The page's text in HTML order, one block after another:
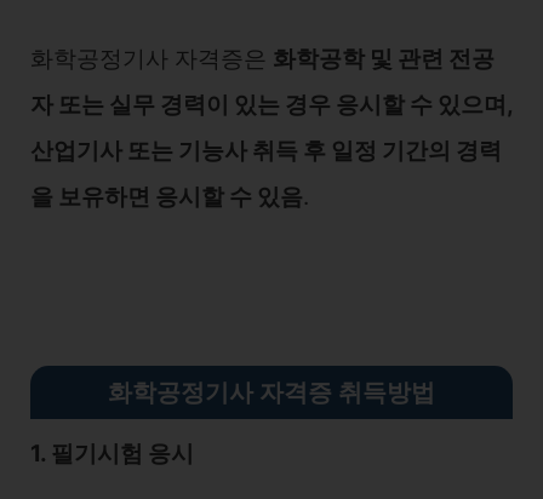
화학공정기사 자격증은 화학공학 및 관련 전공
자 또는 실무 경력이 있는 경우 응시할 수 있으며,
산업기사 또는 기능사 취득 후 일정 기간의 경력
을 보유하면 응시할 수 있음.
화학공정기사 자격증 취득방법
1. 필기시험 응시